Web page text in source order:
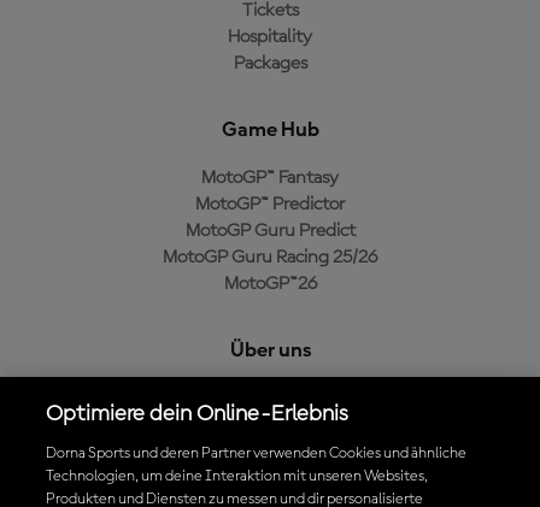
Tickets
Hospitality
Packages
Game Hub
MotoGP™ Fantasy
MotoGP™ Predictor
MotoGP Guru Predict
MotoGP Guru Racing 25/26
MotoGP™26
Über uns
Cookie-Richtlinien
Geschäftsbedingungen
Datenschutzrichtlinien
Optimiere dein Online-Erlebnis
Dorna Sports und deren Partner verwenden Cookies und ähnliche
Technologien, um deine Interaktion mit unseren Websites,
Produkten und Diensten zu messen und dir personalisierte